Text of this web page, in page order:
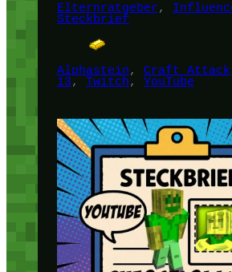
Elternratgeber,
Steckbrief
Alphastein, Craft Attack
13, Twitch, YouTube